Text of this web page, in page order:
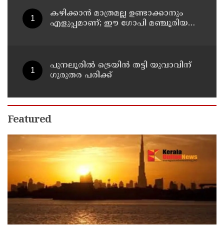
കഴിക്കാൻ മാത്രമല്ല ഉണ്ടാക്കാനും
എളുപ്പമാണ്; ഈ ഗോപി മഞ്ചൂരിയൻ
പുനലൂരിൽ ട്രെയിൻ തട്ടി യുവാവിന്
ഗുരുതര പരിക്ക്
Featured